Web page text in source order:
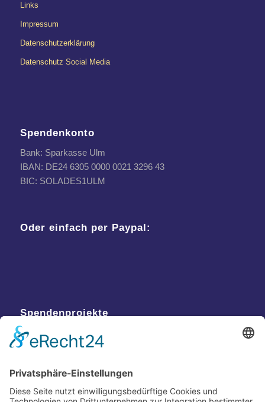
Links
Impressum
Datenschutzerklärung
Datenschutz Social Media
Spendenkonto
Bank: Sparkasse Ulm
IBAN: DE24 6305 0000 0021 3296 43
BIC: SOLADES1ULM
Oder einfach per Paypal:
Spendenprojekte